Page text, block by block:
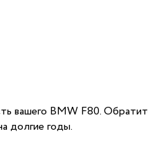
вашего BMW F80.
долгие годы.